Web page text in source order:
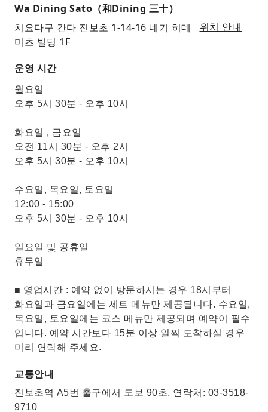
Wa Dining Sato（和Dining 三十）
치요다구 간다 진보초 1-14-16 네기 히데
미츠 빌딩 1F
위치 안내
운영 시간
월요일
오후 5시 30분 - 오후 10시
화요일 , 금요일
오전 11시 30분 - 오후 2시
오후 5시 30분 - 오후 10시
수요일, 목요일, 토요일
12:00 - 15:00
오후 5시 30분 - 오후 10시
일요일 및 공휴일
휴무일
■ 영업시간 : 예약 없이 방문하시는 경우 18시부터
화요일과 금요일에는 세트 메뉴만 제공됩니다. 수요일,
목요일, 토요일에는 코스 메뉴만 제공되며 예약이 필수
입니다. 예약 시간보다 15분 이상 일찍 도착하실 경우
미리 연락해 주세요.
교통안내
진보초역 A5번 출구에서 도보 90초. 연락처: 03-3518-
9710